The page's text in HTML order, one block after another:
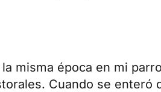
misma época en mi
Cuando se